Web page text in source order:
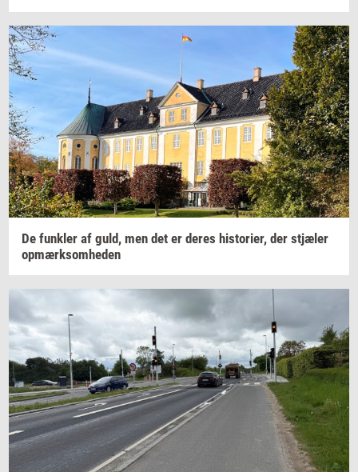
De funk­ler af guld, men det er deres hi­sto­ri­er, der stjæ­ler
op­mærk­som­he­den